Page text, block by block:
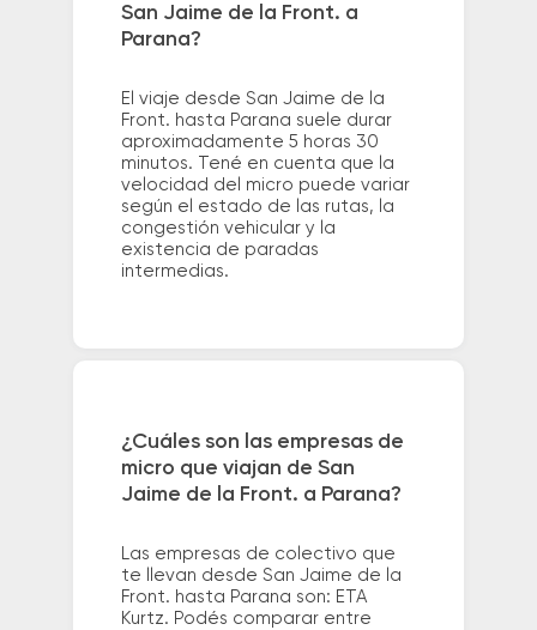
San Jaime de la Front. a
Parana?
El viaje desde San Jaime de la
Front. hasta Parana suele durar
aproximadamente 5 horas 30
minutos. Tené en cuenta que la
velocidad del micro puede variar
según el estado de las rutas, la
congestión vehicular y la
existencia de paradas
intermedias.
¿Cuáles son las empresas de
micro que viajan de San
Jaime de la Front. a Parana?
Las empresas de colectivo que
te llevan desde San Jaime de la
Front. hasta Parana son: ETA
Kurtz. Podés comparar entre